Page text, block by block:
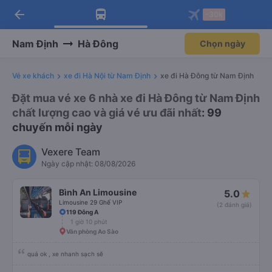
Tải app Vexere ngay!
Nhận ưu đãi thành viên độc
Mở app
Tải app Vexere
-30k/ghế khi đặt vé máy bay qua
Mở app
arrow_back
Nam Định Hà Đông Chọn ngày
Vé xe khách xe đi Hà Nội từ Nam Định xe đi Hà Đông từ Nam Định
Đặt mua vé xe 6 nhà xe đi Hà Đông từ Nam Định
chất lượng cao và giá vé ưu đãi nhất: 99
chuyến mỗi ngày
Vexere Team
Ngày cập nhật: 08/08/2026
Bình An Limousine
Limousine 29 Ghế VIP
5.0
(2 đánh giá)
119 Đông A
1 giờ 10 phút
Văn phòng Ao Sào
quá ok , xe nhanh sạch sẽ